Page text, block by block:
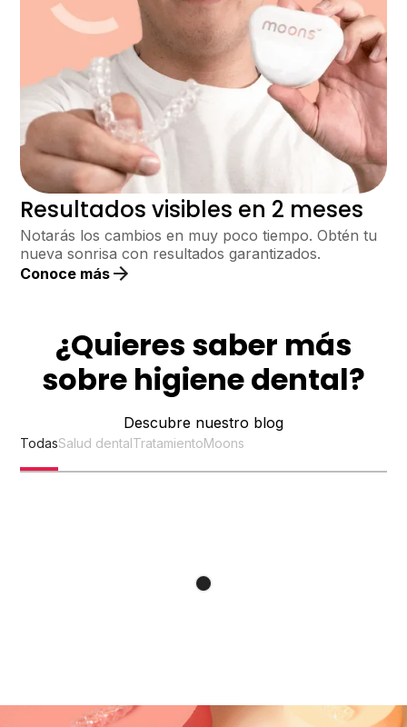
Resultados visibles en 2 meses
Notarás los cambios en muy poco tiempo. Obtén tu
nueva sonrisa con resultados garantizados.
Conoce más
¿Quieres saber más
sobre higiene dental?
Descubre nuestro blog
TodasSalud dentalTratamientoMoons